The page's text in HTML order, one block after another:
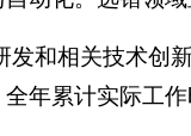
发和相关技术创
年累计实际工